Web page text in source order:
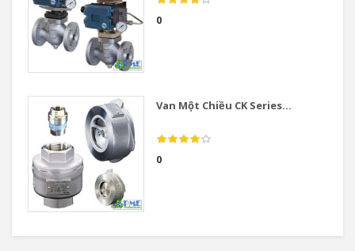
0
Van Một Chiều CK Series...
0